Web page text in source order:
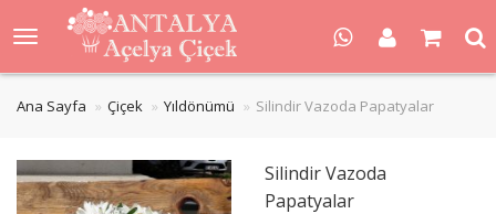
Ana Sayfa Çiçek Yıldönümü Silindir Vazoda Papatyalar
Silindir Vazoda
Papatyalar